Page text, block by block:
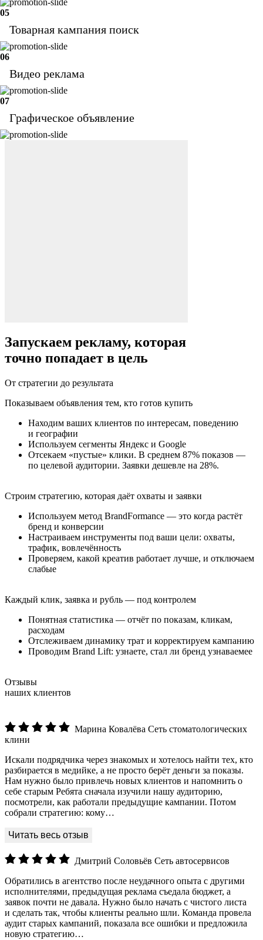
05
Товарная кампания поиск
06
Видео реклама
07
Графическое объявление
Запускаем рекламу, которая
точно попадает в цель
От стратегии до результата
Показываем объявления тем, кто готов купить
Находим ваших клиентов по интересам, поведению
и географии
Используем сегменты Яндекс и Google
Отсекаем «пустые» клики. В среднем 87% показов —
по целевой аудитории. Заявки дешевле на 28%.
Строим стратегию, которая даёт охваты и заявки
Используем метод BrandFormance — это когда растёт
бренд и конверсии
Настраиваем инструменты под ваши цели: охваты,
трафик, вовлечённость
Проверяем, какой креатив работает лучше, и отключаем
слабые
Каждый клик, заявка и рубль — под контролем
Понятная статистика — отчёт по показам, кликам,
расходам
Отслеживаем динамику трат и корректируем кампанию
Проводим Brand Lift: узнаете, стал ли бренд узнаваемее
Отзывы
наших клиентов
Марина Ковалёва Сеть стоматологических
клини
Искали подрядчика через знакомых и хотелось найти тех, кто
разбирается в медийке, а не просто берёт деньги за показы.
Нам нужно было привлечь новых клиентов и напомнить о
себе старым Ребята сначала изучили нашу аудиторию,
посмотрели, как работали предыдущие кампании. Потом
собрали стратегию: кому…
Дмитрий Соловьёв Сеть автосервисов
Обратились в агентство после неудачного опыта с другими
исполнителями, предыдущая реклама съедала бюджет, а
заявок почти не давала. Нужно было начать с чистого листа
и сделать так, чтобы клиенты реально шли. Команда провела
аудит старых кампаний, показала все ошибки и предложила
новую стратегию…